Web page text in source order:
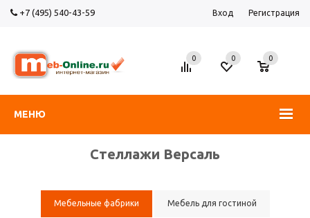
+7 (495) 540-43-59 Вход Регистрация
МЕНЮ
0 0
0
Стеллажи Версаль
Мебельные фабрики Мебель для гостиной